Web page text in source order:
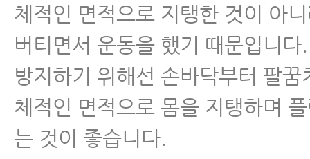
체적인 면적으로 지탱한 것이 아
버티면서 운동을 했기 때문입니다
방지하기 위해선 손바닥부터 팔꿈
체적인 면적으로 몸을 지탱하며
는 것이 좋습니다.